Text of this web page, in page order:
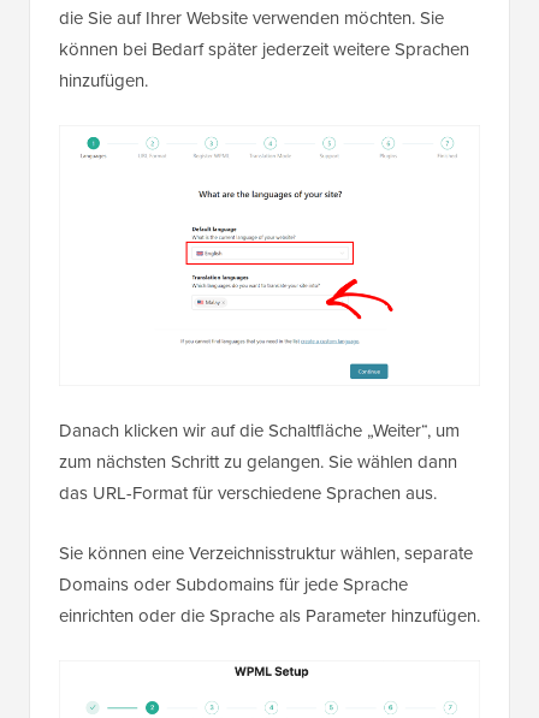
die Sie auf Ihrer Website verwenden möchten. Sie
können bei Bedarf später jederzeit weitere Sprachen
hinzufügen.
Danach klicken wir auf die Schaltfläche „Weiter“, um
zum nächsten Schritt zu gelangen. Sie wählen dann
das URL-Format für verschiedene Sprachen aus.
Sie können eine Verzeichnisstruktur wählen, separate
Domains oder Subdomains für jede Sprache
einrichten oder die Sprache als Parameter hinzufügen.